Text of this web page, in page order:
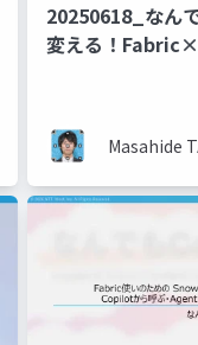
20250618_な
変える！
Masahide